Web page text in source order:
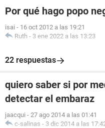
Por qué hago popo
isai - 16 oct 2012 a las 19:21
Ruth - 3 ene 2022 a las 13:23
22 respuestas
quiero saber si por
detectar el embaraz
jaacqui - 27 ago 2014 a las 01:41
c-salinas - 3 dic 2014 a las